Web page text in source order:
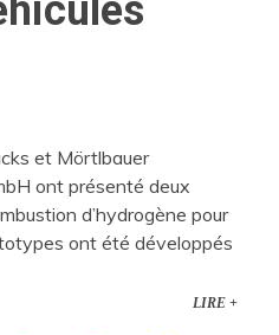
et Mörtlbauer
ont présenté deux
d’hydrogène pour
ont été développés
LIRE +